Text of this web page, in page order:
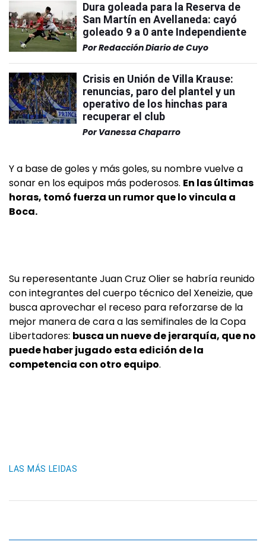
Dura goleada para la Reserva de
San Martín en Avellaneda: cayó
goleado 9 a 0 ante Independiente
PorRedacción Diario de Cuyo
Crisis en Unión de Villa Krause:
renuncias, paro del plantel y un
operativo de los hinchas para
recuperar el club
Por Vanessa Chaparro
Y a base de goles y más goles, su nombre vuelve a
sonar en los equipos más poderosos. En las últimas
horas, tomó fuerza un rumor que lo vincula a
Boca.
Su reperesentante Juan Cruz Olier se habría reunido
con integrantes del cuerpo técnico del Xeneizie, que
busca aprovechar el receso para reforzarse de la
mejor manera de cara a las semifinales de la Copa
Libertadores: busca un nueve de jerarquía, que no
puede haber jugado esta edición de la
competencia con otro equipo.
LAS MÁS LEIDAS